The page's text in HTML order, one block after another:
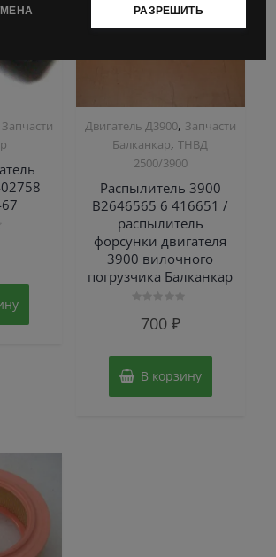
РАЗРЕШИТЬ
Запчасти
Двигатель Д3900, Запчасти
Балканкар,ТНВД
2500/3900
Распылитель 3900
B2646565 6 416651 /
распылитель
форсунки двигателя
3900 вилочного
погрузчика Балканкар
700 ₽
В корзину